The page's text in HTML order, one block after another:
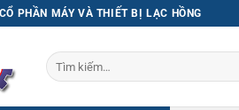
PHẦN MÁY VÀ THIẾT BỊ LẠC HỒNG
Tìm
kiếm: